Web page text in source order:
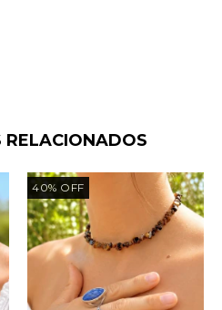
RELACIONADOS
40% OFF